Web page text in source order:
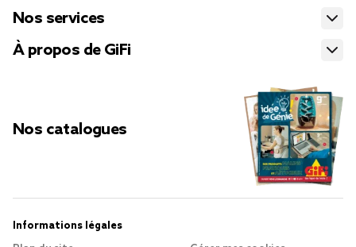
Nos services
À propos de GiFi
Nos catalogues
Informations légales